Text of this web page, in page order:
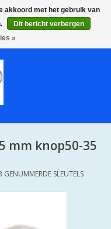
0 Artikelen - €0,00
mm knop50-35
SLEUTELS
akkoord met het gebruik van
Dit bericht verbergen
»